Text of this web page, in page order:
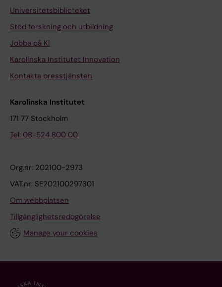
Universitetsbiblioteket
Stöd forskning och utbildning
Jobba på KI
Karolinska Institutet Innovation
Kontakta presstjänsten
Karolinska Institutet
171 77 Stockholm
Tel: 08-524 800 00
Org.nr: 202100-2973
VAT.nr: SE202100297301
Om webbplatsen
Tillgänglighetsredogörelse
Manage your cookies